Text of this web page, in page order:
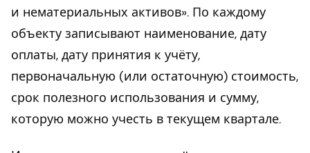
и нематериальных активов». По каждому
объекту записывают наименование, дату
оплаты, дату принятия к учёту,
первоначальную (или остаточную) стоимость,
срок полезного использования и сумму,
которую можно учесть в текущем квартале.